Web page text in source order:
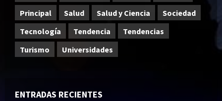
Principal
Salud Salud y Ciencia
Sociedad
Tecnología
Tendencia
Tendencias
Turismo
Universidades
ENTRADAS RECIENTES